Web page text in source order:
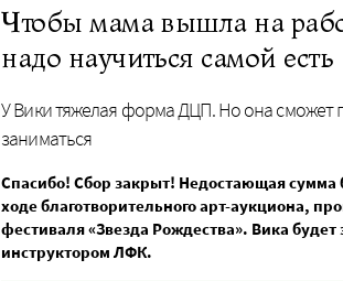
Чтобы мама вышла на
надо научиться самой есть
У Вики тяжелая форма ДЦП. Но она сможет
заниматься
Спасибо! Сбор закрыт! Недостающая сумма
ходе благотворительного арт-аукциона,
фестиваля «Звезда Рождества». Вика будет
инструктором ЛФК.